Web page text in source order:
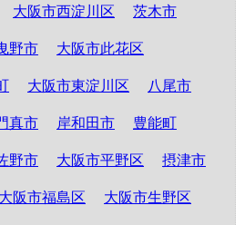
大阪市西淀川区 茨木市
野市 大阪市此花区
大阪市東淀川区 八尾市
真市 岸和田市 豊能町
野市 大阪市平野区 摂津市
大阪市福島区 大阪市生野区